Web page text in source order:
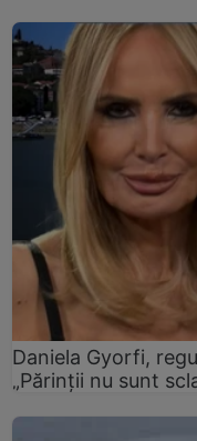
Daniela Gyorfi,
„Părinții nu sunt